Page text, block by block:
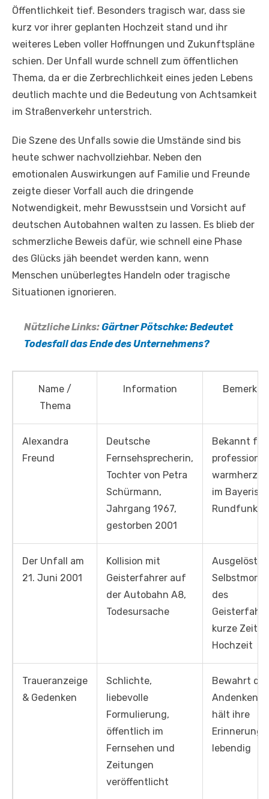
Öffentlichkeit tief. Besonders tragisch war, dass sie
kurz vor ihrer geplanten Hochzeit stand und ihr
weiteres Leben voller Hoffnungen und Zukunftspläne
schien. Der Unfall wurde schnell zum öffentlichen
Thema, da er die Zerbrechlichkeit eines jeden Lebens
deutlich machte und die Bedeutung von Achtsamkeit
im Straßenverkehr unterstrich.
Die Szene des Unfalls sowie die Umstände sind bis
heute schwer nachvollziehbar. Neben den
emotionalen Auswirkungen auf Familie und Freunde
zeigte dieser Vorfall auch die dringende
Notwendigkeit, mehr Bewusstsein und Vorsicht auf
deutschen Autobahnen walten zu lassen. Es blieb der
schmerzliche Beweis dafür, wie schnell eine Phase
des Glücks jäh beendet werden kann, wenn
Menschen unüberlegtes Handeln oder tragische
Situationen ignorieren.
Nützliche Links:Gärtner Pötschke: Bedeutet
Todesfall das Ende des Unternehmens?
Name /
Thema
Information
Alexandra
Freund
Deutsche
Fernsehsprecherin,
Tochter von Petra
Schürmann,
Jahrgang 1967,
gestorben 2001
Bekannt für
im
Rundfunk
Der Unfall am
21. Juni 2001
Kollision mit
Geisterfahrer auf
der Autobahn A8,
Todesursache
Ausgelöst
des
kurze Zeit
Hochzeit
Traueranzeige
& Gedenken
Schlichte,
liebevolle
Formulierung,
öffentlich im
Fernsehen und
Zeitungen
veröffentlicht
Bewahrt das
Andenken
hält ihre
Erinnerung
lebendig